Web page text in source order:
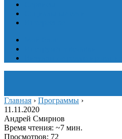
Главная › Программы ›
11.11.2020
Андрей Смирнов
Время чтения: ~7 мин.
Просмотров: 72